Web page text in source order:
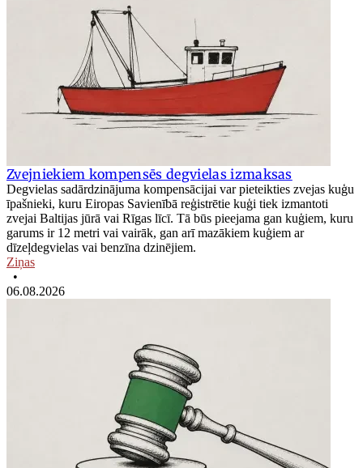
Zvejniekiem kompensēs degvielas izmaksas
Degvielas sadārdzinājuma kompensācijai var pieteikties zvejas kuģu
īpašnieki, kuru Eiropas Savienībā reģistrētie kuģi tiek izmantoti
zvejai Baltijas jūrā vai Rīgas līcī. Tā būs pieejama gan kuģiem, kuru
garums ir 12 metri vai vairāk, gan arī mazākiem kuģiem ar
dīzeļdegvielas vai benzīna dzinējiem.
Ziņas
•
06.08.2026